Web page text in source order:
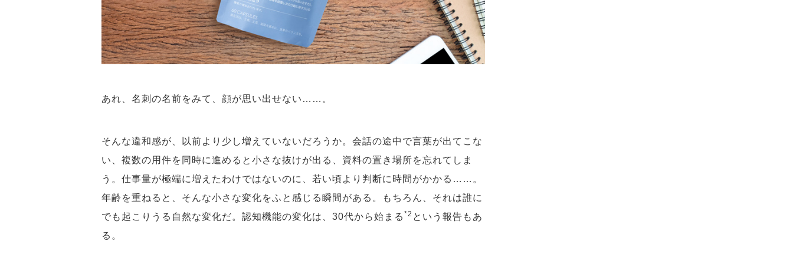
あれ、名刺の名前をみて、顔が思い出せない……。
そんな違和感が、以前より少し増えていないだろうか。会話の途中で言葉が出てこな
い、複数の用件を同時に進めると小さな抜けが出る、資料の置き場所を忘れてしま
う。仕事量が極端に増えたわけではないのに、若い頃より判断に時間がかかる……。
年齢を重ねると、そんな小さな変化をふと感じる瞬間がある。もちろん、それは誰に
でも起こりうる自然な変化だ。認知機能の変化は、30代から始まる *2 という報告もあ
る。